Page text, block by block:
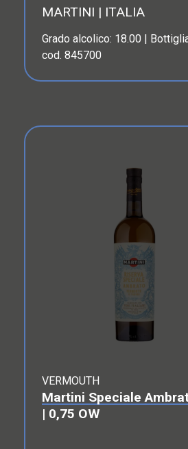
MARTINI | ITALIA
Grado alcolico: 18.00 |
cod. 845700
VERMOUTH
Martini Speciale
| 0,75 OW